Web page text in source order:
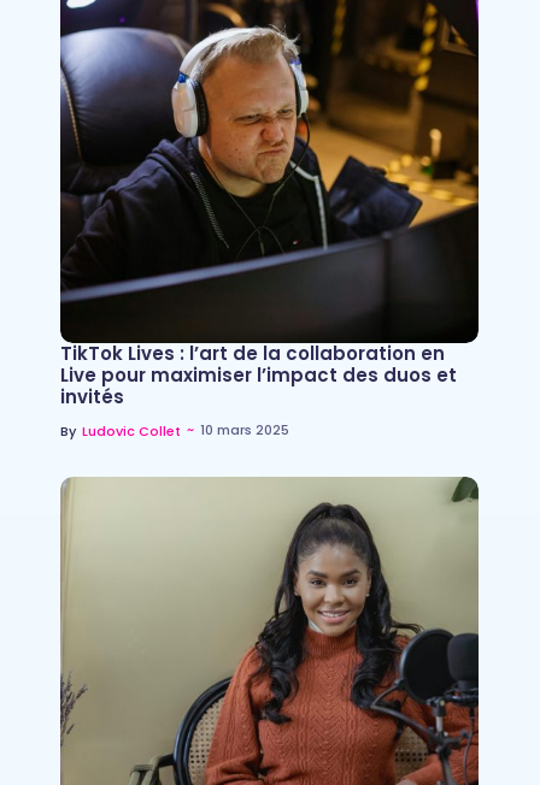
TikTok Lives : l’art de la collaboration en
Live pour maximiser l’impact des duos et
invités
By Ludovic Collet ~ 10 mars 2025